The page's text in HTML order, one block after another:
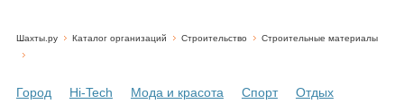
Шахты.ру Каталог организаций Строительство Строительные материалы
Город Hi-Tech Мода и красота Спорт
Отдых